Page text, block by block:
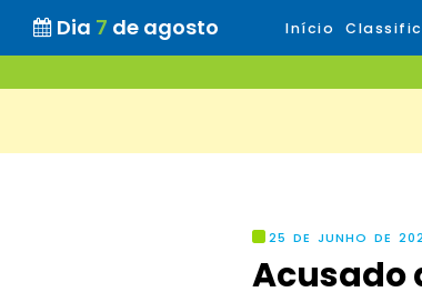
Dia 7 de agosto Início
25 DE JUNHO DE
Acusado